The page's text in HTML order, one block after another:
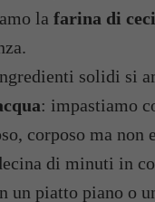
la farina di ceci
solidi si
: impastiamo
corposo ma non
di minuti in
un piatto piano o